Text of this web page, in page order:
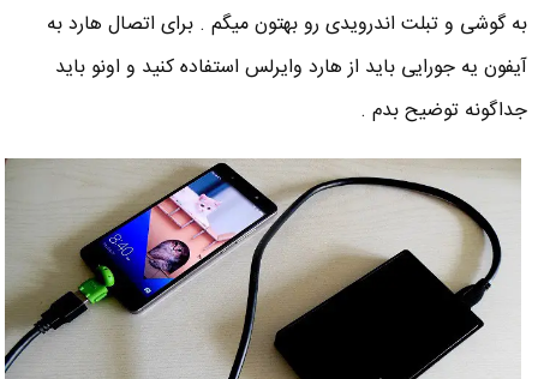
به گوشی و تبلت اندرویدی رو بهتون میگم . برای اتصال هارد به
آیفون یه جورایی باید از هارد وایرلس استفاده کنید و اونو باید
جداگونه توضیح بدم .